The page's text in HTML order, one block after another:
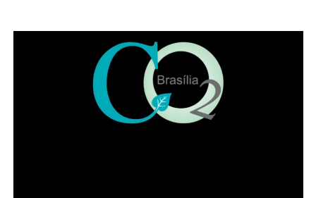
Se o benefício for concedido, o valor deverá ser utilizado
para despesas com moradia.